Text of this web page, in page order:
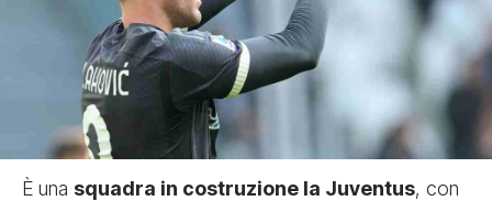
È una squadra in costruzione la Juventus, con